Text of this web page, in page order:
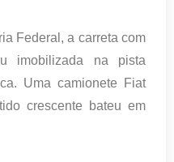
Federal, a carreta com
imobilizada na pista
Uma camionete Fiat
crescente bateu em